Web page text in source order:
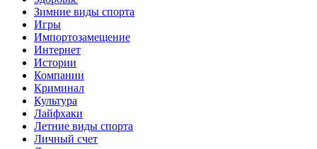
Зимние виды спорта
Игры
Импортозамещение
Интернет
Истории
Компании
Криминал
Культура
Лайфхаки
Летние виды спорта
Личный счет